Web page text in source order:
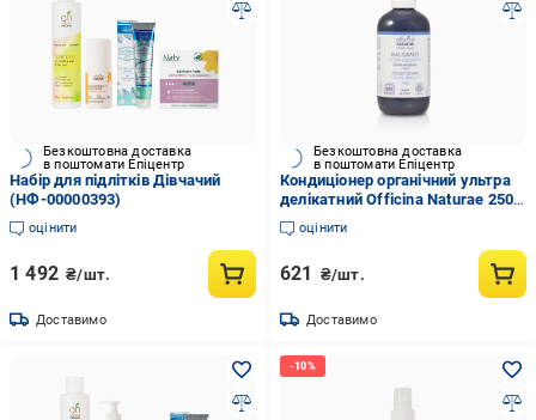
Безкоштовна доставка
в поштомати Епіцентр
Набір для підлітків Дівчачий
(НФ-00000393)
оцінити
1 492 ₴/шт.
Доставимо
Безкоштовна доставка
в поштомати Епіцентр
Кондиціонер органічний ультра
делікатний Officina Naturae 250
мл (22841853)
оцінити
621 ₴/шт.
Доставимо